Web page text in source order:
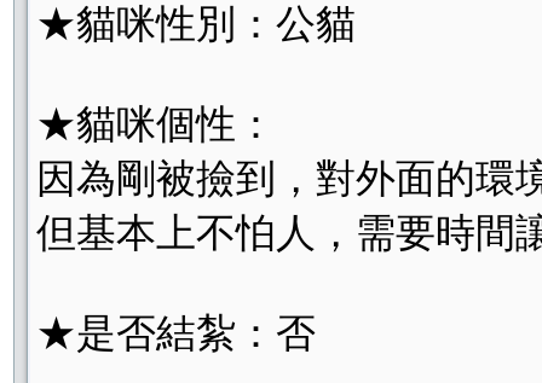
★貓咪性別：公貓
★貓咪個性：
因為剛被撿到，對外面的環
但基本上不怕人，需要時間
★是否結紮：否